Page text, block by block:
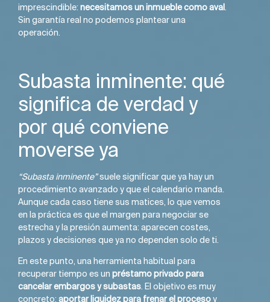
imprescindible: necesitamos un inmueble como aval .
Sin garantía real no podemos plantear una
operación.
Subasta inminente: qué
significa de verdad y
por qué conviene
moverse ya
“Subasta inminente”suele significar que ya hay un
procedimiento avanzado y que el calendario manda.
Aunque cada caso tiene sus matices, lo que vemos
en la práctica es que el margen para negociar se
estrecha y la presión aumenta: aparecen costes,
plazos y decisiones que ya no dependen solo de ti.
En este punto, una herramienta habitual para
recuperar tiempo es un préstamo privado para
cancelar embargos y subastas. El objetivo es muy
concreto: aportar liquidez para frenar el procesoy